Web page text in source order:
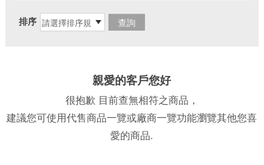
排序
親愛的客戶您好
很抱歉 目前查無相符之商品，
建議您可使用代售商品一覽或廠商一覽功能瀏覽其他您喜
愛的商品.